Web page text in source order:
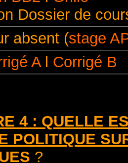
Dossier de
absent (stage
Al Corrigé B
4 : QUELLE
POLITIQUE
?